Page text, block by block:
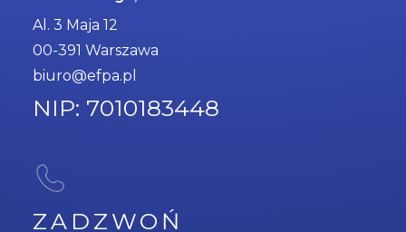
Al. 3 Maja 12
00-391 Warszawa
biuro@efpa.pl
NIP: 7010183448
ZADZWOŃ